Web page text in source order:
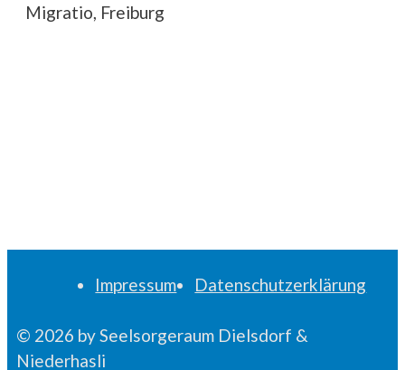
Migratio, Freiburg
Impressum Datenschutzerklärung
© 2026 by Seelsorgeraum Dielsdorf &
Niederhasli